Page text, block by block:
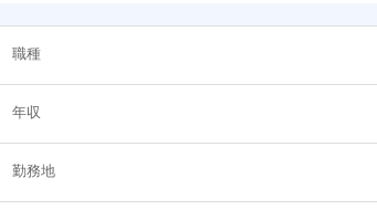
職種
・組み込
ネットワーク・サーバ設計・構築
年収
勤務地
ャンルに関するキーワード